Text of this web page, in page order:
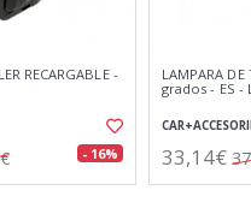
RECARGABLE -
- 16%
LAMPARA DE
grados - ES -
33,14€